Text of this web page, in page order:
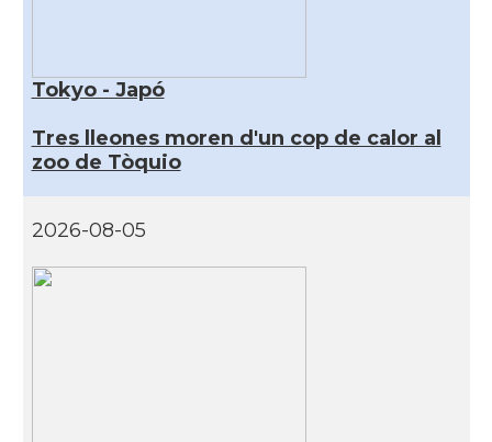
Tokyo - Japó
Tres lleones moren d'un cop de calor al
zoo de Tòquio
2026-08-05